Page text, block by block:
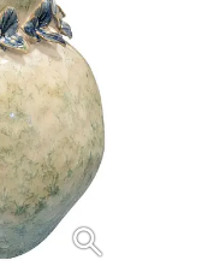
search